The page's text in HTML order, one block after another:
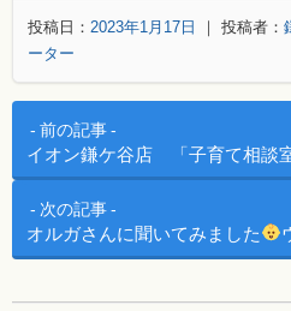
投稿日： 2023年1月17日 ｜ 投稿者：
ーター
投稿ナビゲーション
前の記事
イオン鎌ケ谷店 「子育て相談
次の記事
オルガさんに聞いてみました